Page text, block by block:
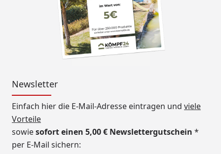
Newsletter
Einfach hier die E-Mail-Adresse eintragen und viele
Vorteile
sowiesofort einen 5,00 € Newslettergutschein *
per E-Mail sichern: